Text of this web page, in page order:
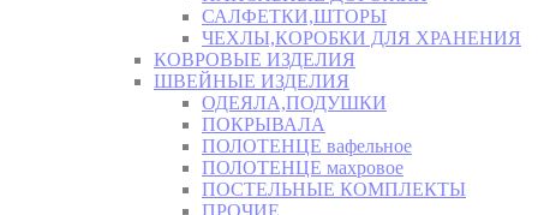
САЛФЕТКИ,ШТОРЫ
ЧЕХЛЫ,КОРОБКИ ДЛЯ ХРАНЕНИЯ
КОВРОВЫЕ ИЗДЕЛИЯ
ШВЕЙНЫЕ ИЗДЕЛИЯ
ОДЕЯЛА,ПОДУШКИ
ПОКРЫВАЛА
ПОЛОТЕНЦЕ вафельное
ПОЛОТЕНЦЕ махровое
ПОСТЕЛЬНЫЕ КОМПЛЕКТЫ